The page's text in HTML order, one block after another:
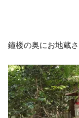
鐘楼の奥にお地蔵さ